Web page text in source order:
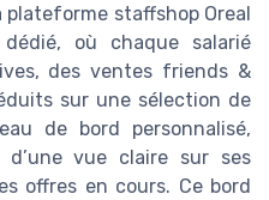
staffshop Oreal
où chaque salarié
des ventes friends &
sur une sélection de
de bord personnalisé,
d’une vue claire sur ses
offres en cours. Ce bord